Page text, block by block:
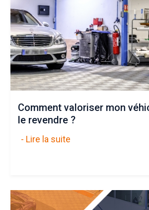
Comment valoriser mon
le revendre ?
- Lire la suite